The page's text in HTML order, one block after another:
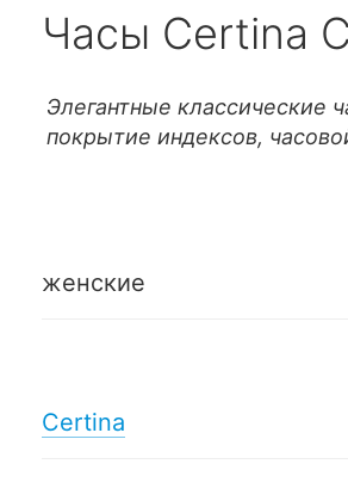
Часы Certina
Элегантные классические
покрытие индексов,
женские
Certina